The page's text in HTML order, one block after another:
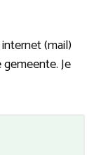
(mail)
Je